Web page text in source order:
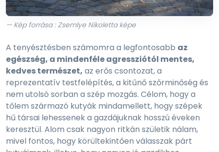
A tenyésztésben számomra a legfontosabb az
egészség, a mindenféle agressziótól mentes,
kedves természet, az erős csontozat, a
reprezentatív testfelépítés, a kitűnő szőrminőség és
nem utolsó sorban a szép mozgás. Célom, hogy a
tőlem származó kutyák mindamellett, hogy szépek
hű társai lehessenek a gazdájuknak hosszú éveken
keresztül. Alom csak nagyon ritkán születik nálam,
mivel fontos, hogy körültekintően válasszak párt
— Kép forrása : Zsemlye Nikoletta képe